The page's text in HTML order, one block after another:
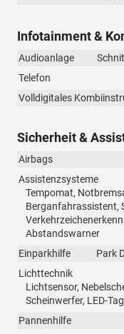
Infotainment &
Audioanlage
Telefon
Volldigitales
Sicherheit &
Airbags
Assistenzsysteme
Tempomat,
Berganfahrassistent,
Abstandswarner
Einparkhilfe
Park
Lichttechnik
Lichtsensor,
Scheinwerfer, LED-
Pannenhilfe